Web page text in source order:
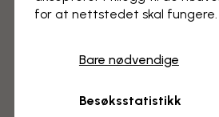
for at nettstedet skal fungere.
Bare nødvendige
Besøksstatistikk